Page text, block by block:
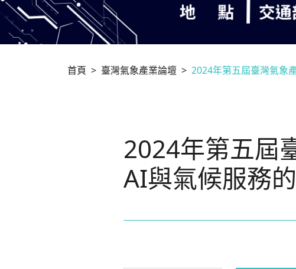
首頁 臺灣氣象產業論壇 2024年第五屆臺灣氣象
2024年第五屆
AI與氣候服務